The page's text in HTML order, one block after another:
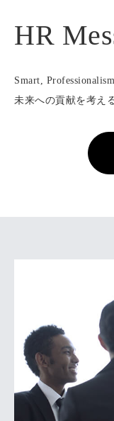
HR
Smart,
未来への貢献を考え